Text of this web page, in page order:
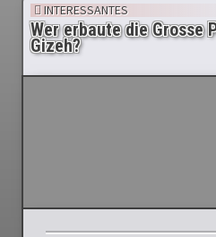
INTERESSANTES
Wer erbaute die Grosse
Gizeh?